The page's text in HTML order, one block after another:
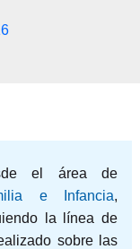
el área de
e Infancia,
la línea de
sobre las